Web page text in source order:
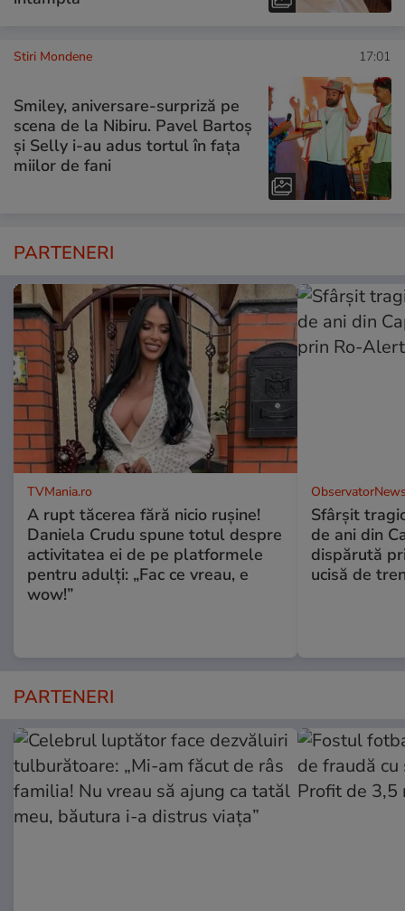
Stiri Mondene 17:01
Smiley, aniversare-surpriză pe
scena de la Nibiru. Pavel Bartoș
și Selly i-au adus tortul în fața
miilor de fani
PARTENERI
TVMania.ro
A rupt tăcerea fără nicio rușine!
Daniela Crudu spune totul despre
activitatea ei de pe platformele
pentru adulți: „Fac ce vreau, e
wow!”
Sfârşit
de ani din
dispărută
ucisă de
PARTENERI